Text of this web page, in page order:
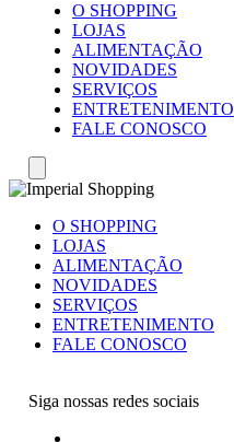
O SHOPPING
LOJAS
ALIMENTAÇÃO
NOVIDADES
SERVIÇOS
ENTRETENIMENTO
FALE CONOSCO
O SHOPPING
LOJAS
ALIMENTAÇÃO
NOVIDADES
SERVIÇOS
ENTRETENIMENTO
FALE CONOSCO
Siga nossas redes sociais